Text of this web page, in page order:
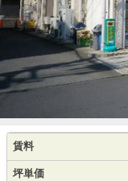
賃料
坪単価